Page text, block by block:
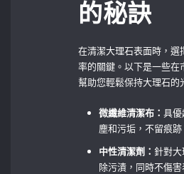
的秘訣
在清潔大理石表面時，
率的關鍵。以下是一些
幫助您輕鬆保持大理石的
微纖維清潔布：具
塵和污垢，不留痕跡
中性清潔劑： 針對
除污漬，同時不傷害